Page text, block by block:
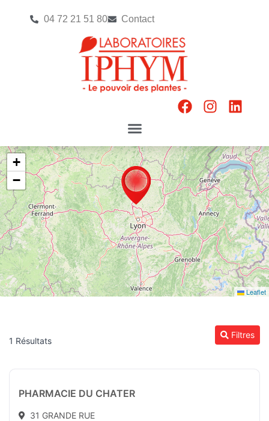
04 72 21 51 80 Contact
+
−
Leaflet
1 Résultats
Filtres
PHARMACIE DU CHATER
31 GRANDE RUE